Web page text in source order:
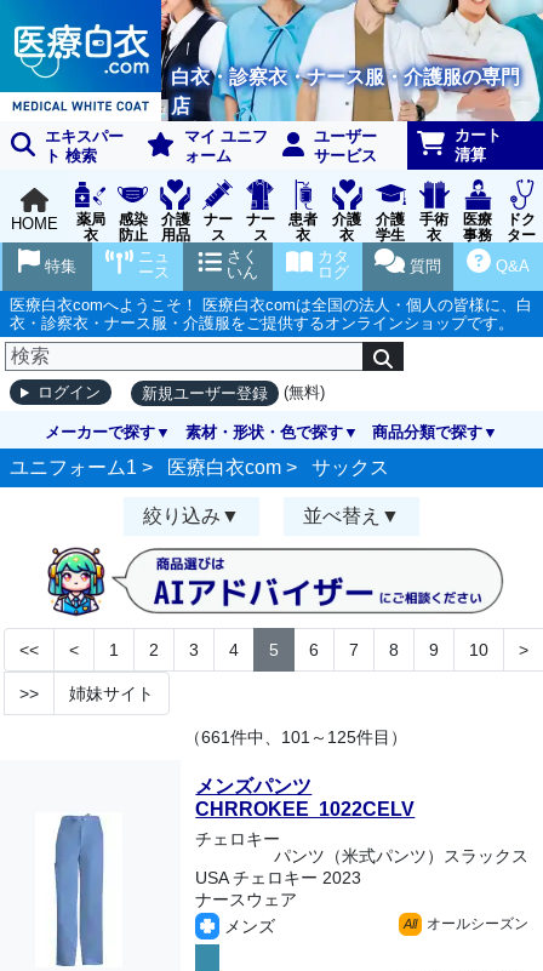
白衣・診察衣・ナース服・介護服の専門
店
エキスパー
ト 検索
マイ ユニフ
ォーム
ユーザー
サービス
カート
清算
HOME
薬局
衣
感染
防止
用品
介護
用品
ナー
ス
グッ
ズ
ナー
ス
ウェ
ア
患者
衣
介護
衣
介護
学生
実習
衣
手術
衣
医療
事務
受付
ドク
ター
ア
Q&A
質問
カタ
ログ
さく
いん
ニュ
ース
特集
医療白衣comへようこそ！ 医療白衣comは全国の法人・個人の皆様に、白
衣・診察衣・ナース服・介護服をご提供するオンラインショップです。
ログイン 新規ユーザー登録 (無料)
メーカーで探す 素材・形状・色で探す 商品分類で探す
ユニフォーム1 > 医療白衣com > サックス
絞り込み 並べ替え
<< < 1 2 3 4 5 6 7 8 9 10 >
>> 姉妹サイト
（661件中、101～125件目）
メンズパンツ
CHRROKEE 1022CELV
チェロキー
パンツ（米式パンツ）スラックス
USA チェロキー 2023
ナースウェア
メンズ
All オールシーズン